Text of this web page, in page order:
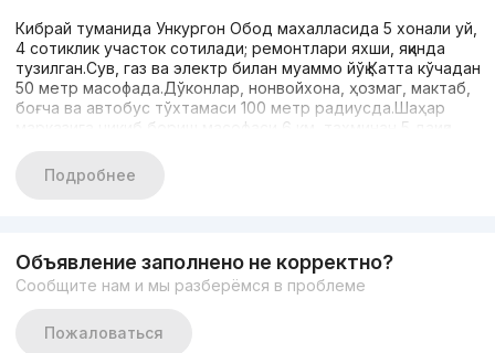
Кибрай туманида Ункургон Обод махалласида 5 хонали уй,
4 сотиклик участок сотилади; ремонтлари яхши, яқинда
тузилган.Сув, газ ва электр билан муаммо йўқ.Катта кўчадан
50 метр масофада.Дўконлар, нонвойхона, ҳозмаг, мактаб,
боғча ва автобус тўхтамаси 100 метр радиусда.Шаҳар
марказига чикиб бориш масофаси 6 км, тахминан 5 дақиқа
болалар хонаси бор; кенг, иссиқ пол тўлиқ ўрнатилган.Тинч
жойда, тупик кўчада, атрофи яхши.Мурожаат учун:
Подробнее
Объявление заполнено не корректно?
Сообщите нам и мы разберёмся в проблеме
Пожаловаться